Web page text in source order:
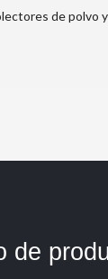
de polvo
de